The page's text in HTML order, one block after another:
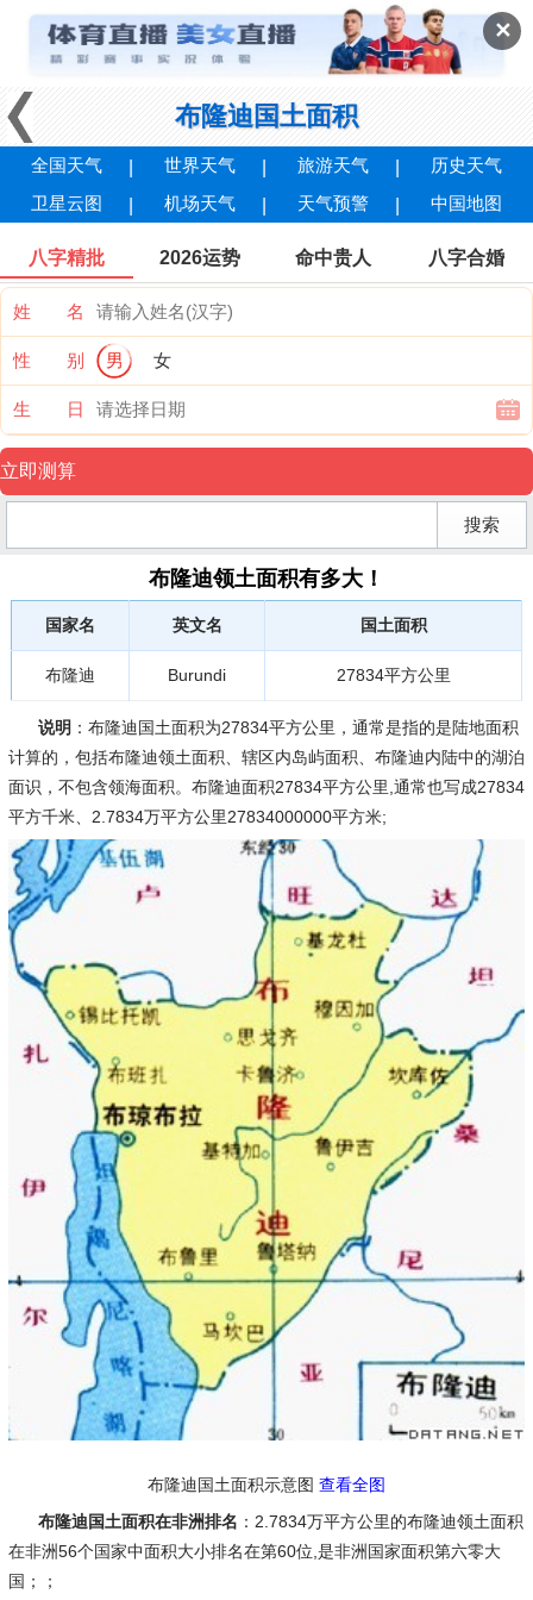
✕
布隆迪国土面积
全国天气 世界天气 旅游天气
历史天气
卫星云图
机场天气 天气预警 中国地图
八字精批 2026运势 命中贵人 八字合婚
姓 名
性 别 男 女
生 日
布隆迪领土面积有多大！
国家名 英文名 国土面积
布隆迪 Burundi 27834平方公里
说明 ：布隆迪国土面积为27834平方公里，通常是指的是陆地面积
计算的，包括布隆迪领土面积、辖区内岛屿面积、布隆迪内陆中的湖泊
面识，不包含领海面积。布隆迪面积27834平方公里,通常也写成27834
平方千米、2.7834万平方公里27834000000平方米;
布隆迪国土面积示意图 查看全图
布隆迪国土面积在非洲排名 ：2.7834万平方公里的布隆迪领土面积
在非洲56个国家中面积大小排名在第60位,是非洲国家面积第六零大
国；；